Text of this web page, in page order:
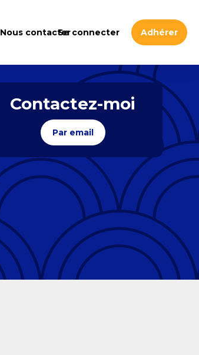
Nous contacterSe connecter Adhérer
Contactez-moi
Par email